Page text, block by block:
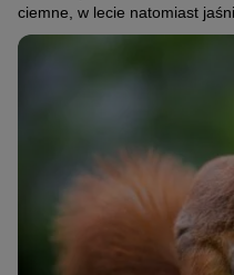
ciemne, w lecie natomiast